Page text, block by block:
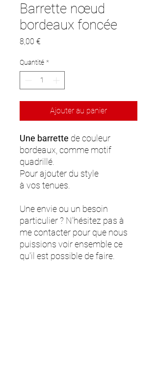
Barrette nœud
bordeaux foncée
8,00 €
Quantité *
Ajouter au panier
Une barrette de couleur
bordeaux, comme motif
quadrillé.
Pour ajouter du style
à vos tenues.
Une envie ou un besoin
particulier ? N'hésitez pas à
me contacter pour que nous
puissions voir ensemble ce
qu'il est possible de faire.